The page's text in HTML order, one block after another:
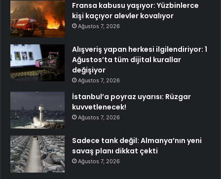
Fransa kabusu yaşıyor: Yüzbinlerce
kişi kaçıyor alevler kovalıyor
Ağustos 7, 2026
Alışveriş yapan herkesi ilgilendiriyor: 1
Ağustos’ta tüm dijital kurallar
değişiyor
Ağustos 7, 2026
İstanbul’a poyraz uyarısı: Rüzgar
kuvvetlenecek!
Ağustos 7, 2026
Sadece tank değil: Almanya’nın yeni
savaş planı dikkat çekti
Ağustos 7, 2026